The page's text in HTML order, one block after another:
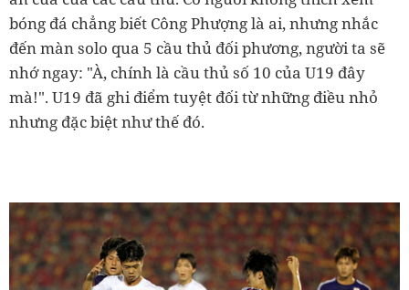
bóng đá chẳng biết Công Phượng là ai, nhưng nhắc
đến màn solo qua 5 cầu thủ đối phương, người ta sẽ
nhớ ngay: "À, chính là cầu thủ số 10 của U19 đây
mà!". U19 đã ghi điểm tuyệt đối từ những điều nhỏ
nhưng đặc biệt như thế đó.